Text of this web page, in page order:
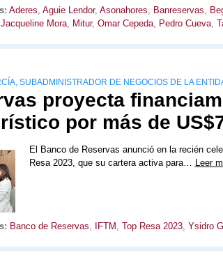
Aderes Aguie Lendor, Asonahores Banreservas
Jacqueline Mora, Mitur, Omar Cepeda, Pedro Cueva,
SUBADMINISTRADOR DE NEGOCIOS DE LA
proyecta
por más de
El Banco de Reservas anunció en la recién
Resa 2023, que su cartera activa para…
Leer
Banco de Reservas IFTM Top Resa 2023, Ysidro